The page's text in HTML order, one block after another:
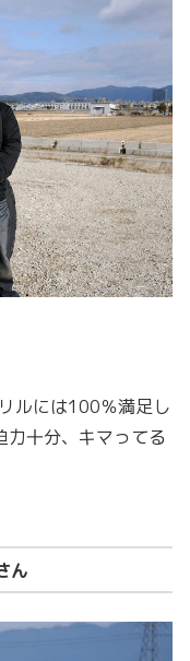
ルには100％満足し
力十分、キマってる
ん